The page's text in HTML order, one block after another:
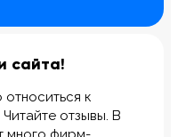
сайта!
к
отзывы. В